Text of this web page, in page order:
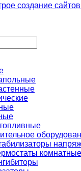
создание сайтов
комнатные